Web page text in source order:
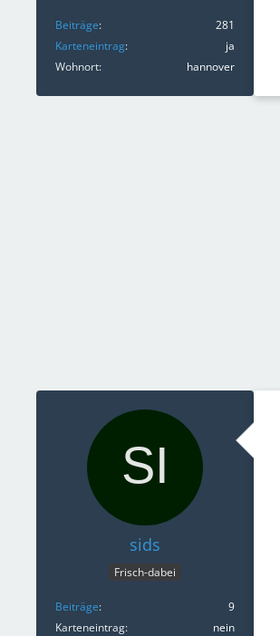
Beiträge
281
Karteneintrag
ja
Wohnort
hannover
sids
Frisch-dabei
Beiträge
9
Karteneintrag
nein